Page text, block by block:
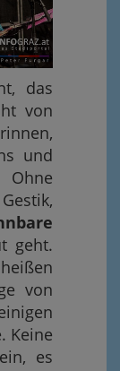
das
von
und
geht.
von
Keine
es